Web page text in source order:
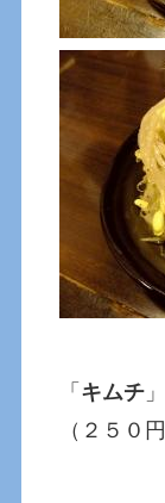
「 キムチ
（２５０円